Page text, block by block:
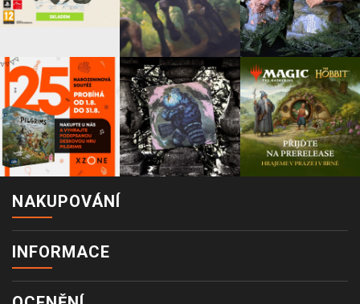
NAKUPOVÁNÍ
INFORMACE